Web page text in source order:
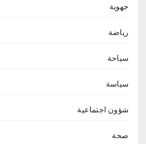
جهوية
رياضة
سياحة
سياسة
شؤون اجتماعية
صحة